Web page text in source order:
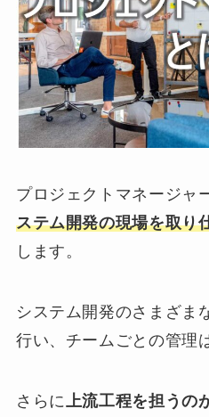
プロジェクトマネージャ
ステム開発の現場を取り
します。
システム開発のさまざま
行い、チームごとの管理
さらに
上流工程を担うの